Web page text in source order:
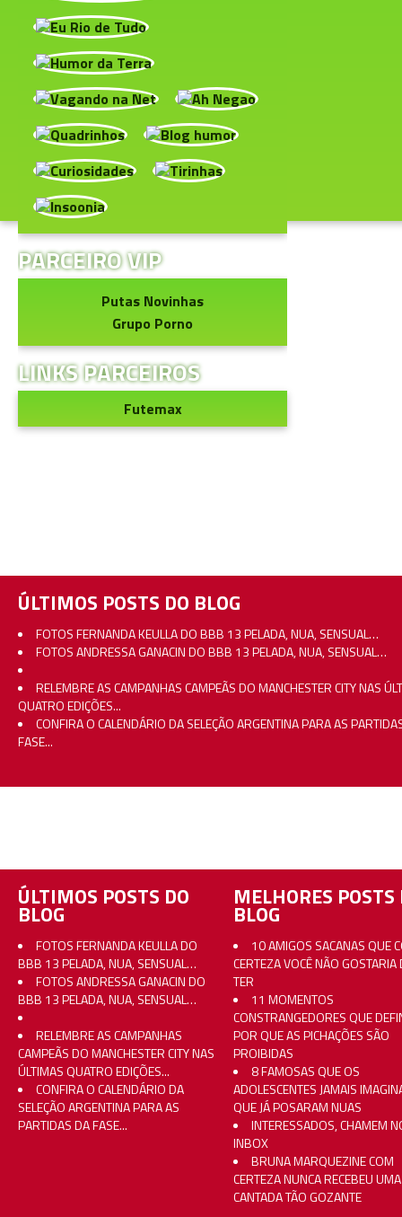
PARCEIRO VIP
Putas Novinhas
Grupo Porno
LINKS PARCEIROS
Futemax
ÚLTIMOS POSTS DO BLOG
FOTOS FERNANDA KEULLA DO BBB 13 PELADA, NUA, SENSUAL…
FOTOS ANDRESSA GANACIN DO BBB 13 PELADA, NUA, SENSUAL…
RELEMBRE AS CAMPANHAS CAMPEÃS DO MANCHESTER CITY NAS
QUATRO EDIÇÕES...
CONFIRA O CALENDÁRIO DA SELEÇÃO ARGENTINA PARA AS
FASE...
ÚLTIMOS POSTS DO
BLOG
FOTOS FERNANDA KEULLA DO
BBB 13 PELADA, NUA, SENSUAL…
FOTOS ANDRESSA GANACIN DO
BBB 13 PELADA, NUA, SENSUAL…
RELEMBRE AS CAMPANHAS
CAMPEÃS DO MANCHESTER CITY NAS
ÚLTIMAS QUATRO EDIÇÕES...
CONFIRA O CALENDÁRIO DA
SELEÇÃO ARGENTINA PARA AS
PARTIDAS DA FASE...
MELHORES POSTS
BLOG
10 AMIGOS SACANAS QUE
CERTEZA VOCÊ NÃO GOSTARIA
TER
11 MOMENTOS
CONSTRANGEDORES QUE
POR QUE AS PICHAÇÕES SÃO
PROIBIDAS
8 FAMOSAS QUE OS
ADOLESCENTES JAMAIS
QUE JÁ POSARAM NUAS
INTERESSADOS, CHAMEM
INBOX
BRUNA MARQUEZINE COM
CERTEZA NUNCA RECEBEU UMA
CANTADA TÃO GOZANTE